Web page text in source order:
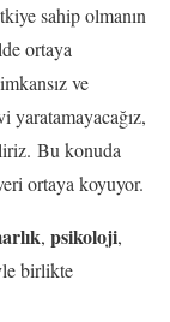
sahip olmanın
ortaya
ve
yaratamayacağız,
Bu konuda
ortaya koyuyor.
, psikoloji,
birlikte